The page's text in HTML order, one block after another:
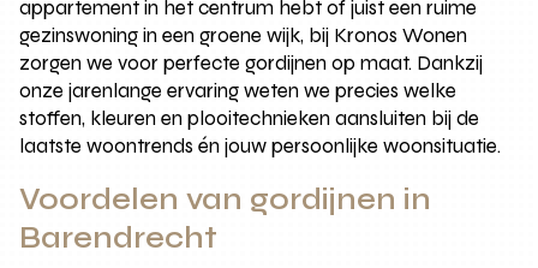
appartement in het centrum hebt of juist een ruime
gezinswoning in een groene wijk, bij Kronos Wonen
zorgen we voor perfecte gordijnen op maat. Dankzij
onze jarenlange ervaring weten we precies welke
stoffen, kleuren en plooitechnieken aansluiten bij de
laatste woontrends én jouw persoonlijke woonsituatie.
Voordelen van gordijnen in
Barendrecht